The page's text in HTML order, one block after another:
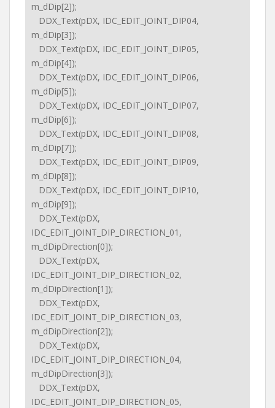
m_dDip[2]);
DDX_Text(pDX, IDC_EDIT_JOINT_DIP04,
m_dDip[3]);
DDX_Text(pDX, IDC_EDIT_JOINT_DIP05,
m_dDip[4]);
DDX_Text(pDX, IDC_EDIT_JOINT_DIP06,
m_dDip[5]);
DDX_Text(pDX, IDC_EDIT_JOINT_DIP07,
m_dDip[6]);
DDX_Text(pDX, IDC_EDIT_JOINT_DIP08,
m_dDip[7]);
DDX_Text(pDX, IDC_EDIT_JOINT_DIP09,
m_dDip[8]);
DDX_Text(pDX, IDC_EDIT_JOINT_DIP10,
m_dDip[9]);
DDX_Text(pDX,
IDC_EDIT_JOINT_DIP_DIRECTION_01,
m_dDipDirection[0]);
DDX_Text(pDX,
IDC_EDIT_JOINT_DIP_DIRECTION_02,
m_dDipDirection[1]);
DDX_Text(pDX,
IDC_EDIT_JOINT_DIP_DIRECTION_03,
m_dDipDirection[2]);
DDX_Text(pDX,
IDC_EDIT_JOINT_DIP_DIRECTION_04,
m_dDipDirection[3]);
DDX_Text(pDX,
IDC_EDIT_JOINT_DIP_DIRECTION_05,